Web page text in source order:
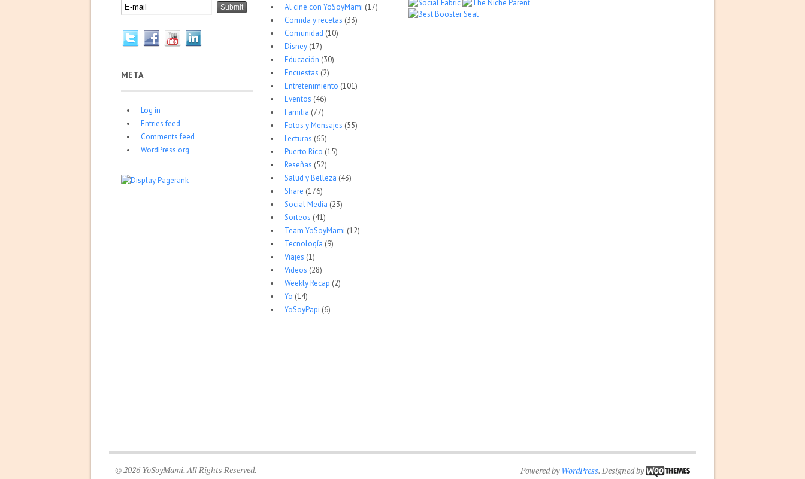
META
Log in
Entries feed
Comments feed
WordPress.org
Al cine con YoSoyMami (17)
Comida y recetas (33)
Comunidad (10)
Disney(17)
Educación (30)
Encuestas (2)
Entretenimiento (101)
Eventos (46)
Familia (77)
Fotos y Mensajes (55)
Lecturas (65)
Puerto Rico (15)
Reseñas (52)
Salud y Belleza (43)
Share (176)
Social Media (23)
Sorteos (41)
Team YoSoyMami (12)
Tecnología (9)
Viajes (1)
Videos (28)
Weekly Recap (2)
Yo (14)
YoSoyPapi (6)
© 2026 YoSoyMami. All Rights Reserved. Powered byWordPress. Designed by